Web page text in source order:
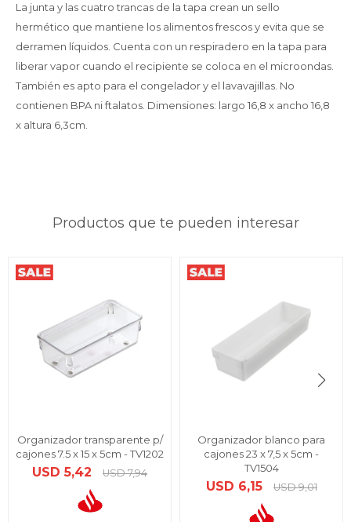
La junta y las cuatro trancas de la tapa crean un sello
hermético que mantiene los alimentos frescos y evita que se
derramen líquidos. Cuenta con un respiradero en la tapa para
liberar vapor cuando el recipiente se coloca en el microondas.
También es apto para el congelador y el lavavajillas. No
contienen BPA ni ftalatos. Dimensiones: largo 16,8 x ancho 16,8
x altura 6,3cm.
Productos que te pueden interesar
Organizador transparente p/
cajones 7.5 x 15 x 5cm - TV1202
USD 5,42 USD 7,94
Organizador blanco para
cajones 23 x 7,5 x 5cm -
TV1504
USD 6,15 USD 9,01